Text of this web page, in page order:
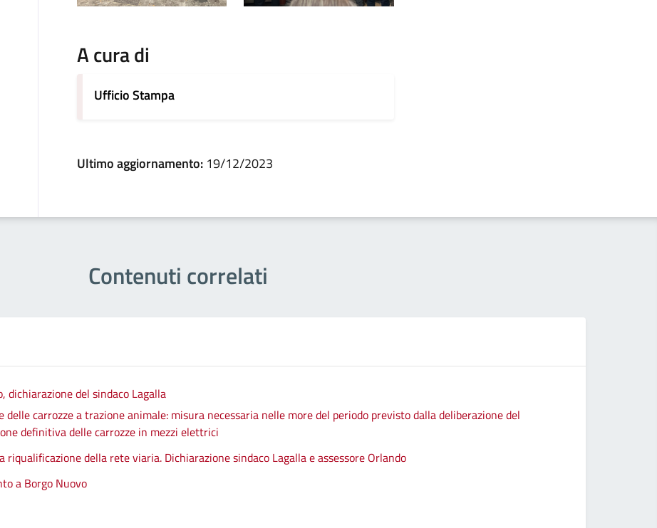
A cura di
Ufficio Stampa
Ultimo aggiornamento: 19/12/2023
Contenuti correlati
dichiarazione del sindaco Lagalla
carrozze a trazione animale: misura necessaria nelle more del periodo previsto dalla deliberazione del
definitiva delle carrozze in mezzi elettrici
della rete viaria. Dichiarazione sindaco Lagalla e assessore Orlando
a Borgo Nuovo